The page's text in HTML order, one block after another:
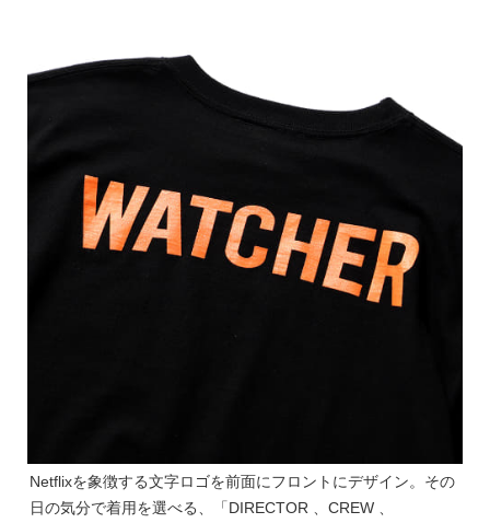
Netflixを象徴する文字ロゴを前面にフロントにデザイン。その
日の気分で着用を選べる、「DIRECTOR 、CREW 、